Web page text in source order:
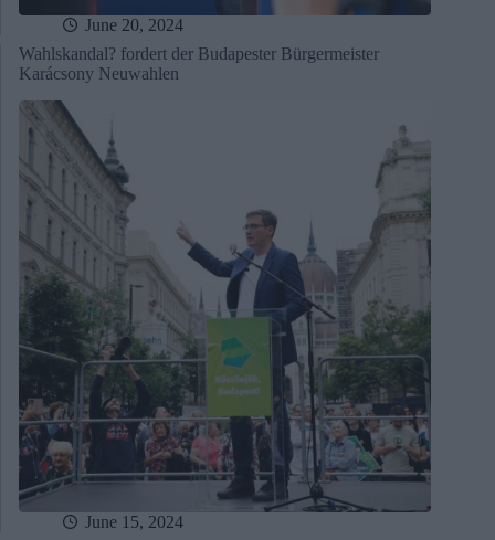
June 20, 2024
Wahlskandal? fordert der Budapester Bürgermeister
Karácsony Neuwahlen
June 15, 2024